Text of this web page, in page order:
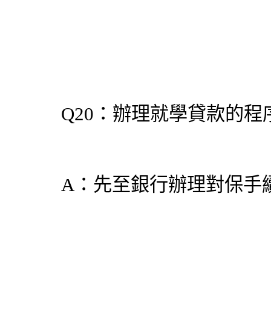
Q20：辦理就學貸款的程
A：先至銀行辦理對保手